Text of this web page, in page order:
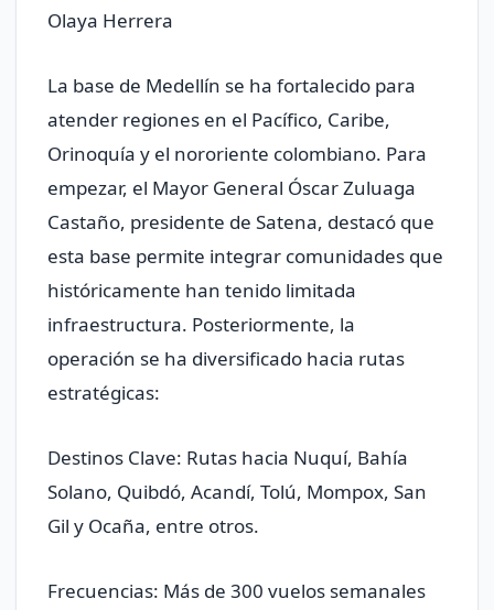
Olaya Herrera
La base de Medellín se ha fortalecido para
atender regiones en el Pacífico, Caribe,
Orinoquía y el nororiente colombiano. Para
empezar, el Mayor General Óscar Zuluaga
Castaño, presidente de Satena, destacó que
esta base permite integrar comunidades que
históricamente han tenido limitada
infraestructura. Posteriormente, la
operación se ha diversificado hacia rutas
estratégicas:
Destinos Clave: Rutas hacia Nuquí, Bahía
Solano, Quibdó, Acandí, Tolú, Mompox, San
Gil y Ocaña, entre otros.
Frecuencias: Más de 300 vuelos semanales